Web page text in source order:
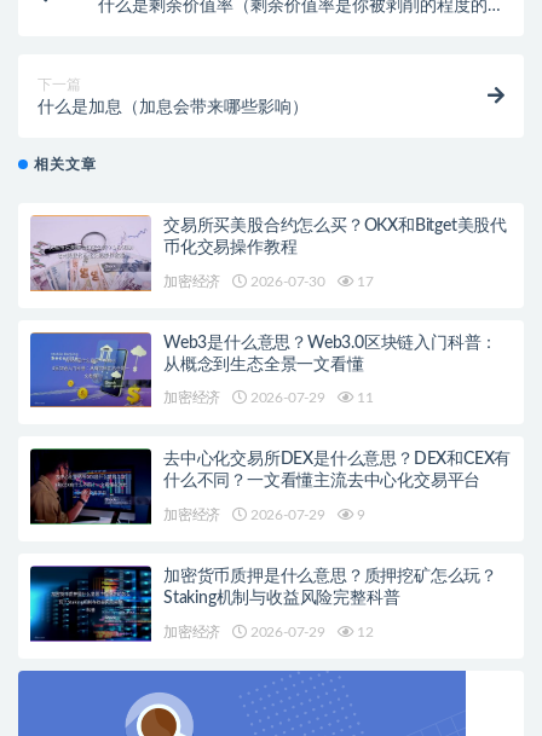
什么是剩余价值率（剩余价值率是你被剥削的程度的表
下一篇
什么是加息（加息会带来哪些影响）
相关文章
交易所买美股合约怎么买？OKX和Bitget美股代
币化交易操作教程
加密经济 2026-07-30 17
Web3是什么意思？Web3.0区块链入门科普：
从概念到生态全景一文看懂
加密经济 2026-07-29 11
去中心化交易所DEX是什么意思？DEX和CEX有
什么不同？一文看懂主流去中心化交易平台
加密经济 2026-07-29 9
加密货币质押是什么意思？质押挖矿怎么玩？
Staking机制与收益风险完整科普
加密经济 2026-07-29 12